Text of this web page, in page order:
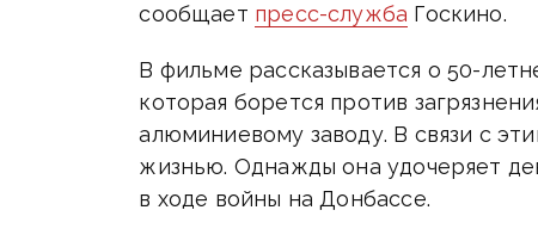
сообщает пресс-служба Госкино.
В фильме рассказывается о 50-
которая борется против
алюминиевому заводу. В связи с
жизнью. Однажды она удочеряет
в ходе войны на Донбассе.